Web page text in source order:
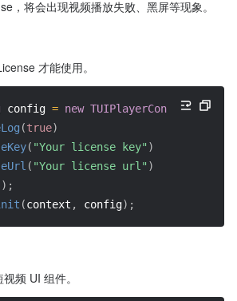
，将会出现视频播放失败、黑屏等现象。
才能使用。
config = new TUIPlayerConfig.Builder
(true)
( "Your license key" )
( "Your license url" )
) ;
(context , config) ;
频 UI 组件。